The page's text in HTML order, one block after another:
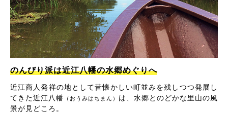
のんびり派は近江八幡の水郷めぐりへ
近江商人発祥の地として昔懐かしい町並みを残しつつ発展し
てきた近江八幡 （おうみはちまん） は、水郷とのどかな里山の風
景が見どころ。